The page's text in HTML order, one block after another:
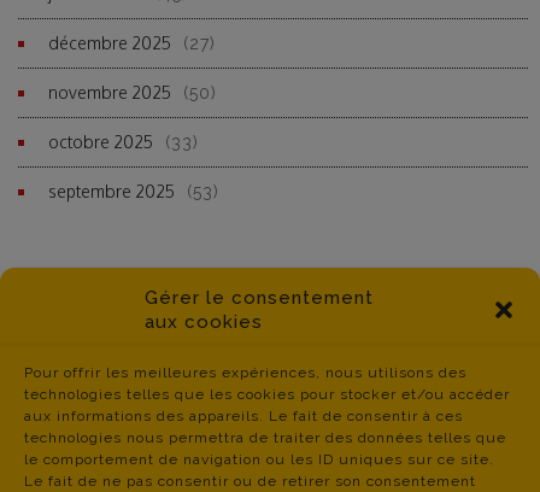
Gérer le consentement
aux cookies
Pour offrir les meilleures expériences, nous utilisons des
technologies telles que les cookies pour stocker et/ou accéder
aux informations des appareils. Le fait de consentir à ces
technologies nous permettra de traiter des données telles que
le comportement de navigation ou les ID uniques sur ce site.
Le fait de ne pas consentir ou de retirer son consentement
décembre 2025 (27)
novembre 2025 (50)
octobre 2025 (33)
septembre 2025 (53)